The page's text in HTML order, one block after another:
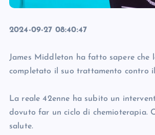
2024-09-27 08:40:47
James Middleton ha fatto sapere che
completato il suo trattamento contro il
La reale 42enne ha subito un
dovuto far un ciclo di chemioterapia.
salute.